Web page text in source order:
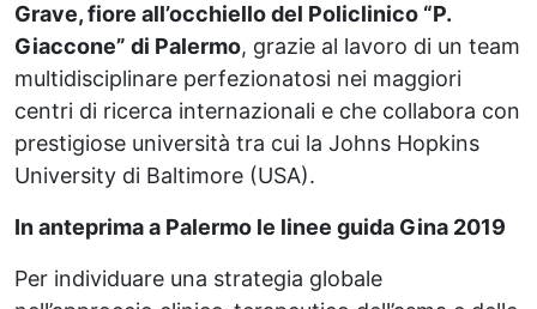
Grave, fiore all’occhiello del Policlinico “P.
Giaccone” di Palermo, grazie al lavoro di un team
multidisciplinare perfezionatosi nei maggiori
centri di ricerca internazionali e che collabora con
prestigiose università tra cui la Johns Hopkins
University di Baltimore (USA).
In anteprima a Palermo le linee guida Gina 2019
Per individuare una strategia globale